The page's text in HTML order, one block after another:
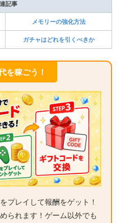
記事
メモリーの強化方法
ガチャはどれを引くべきか
を稼ごう！
プレイして報酬をゲット！
られます！ゲーム以外でも